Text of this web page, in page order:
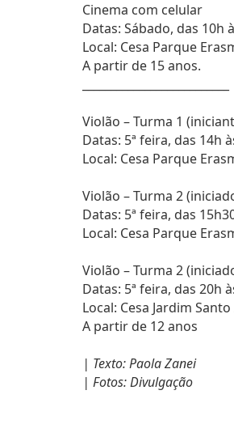
Cinema com celular
Datas: Sábado, das 10h
Local: Cesa Parque
A partir de 15 anos.
Violão – Turma 1
Datas: 5ª feira, das 14h
Local: Cesa Parque
Violão – Turma 2
Datas: 5ª feira, das
Local: Cesa Parque
Violão – Turma 2
Datas: 5ª feira, das 20h
Local: Cesa Jardim
A partir de 12 anos
| Texto: Paola Zanei
| Fotos: Divulgação